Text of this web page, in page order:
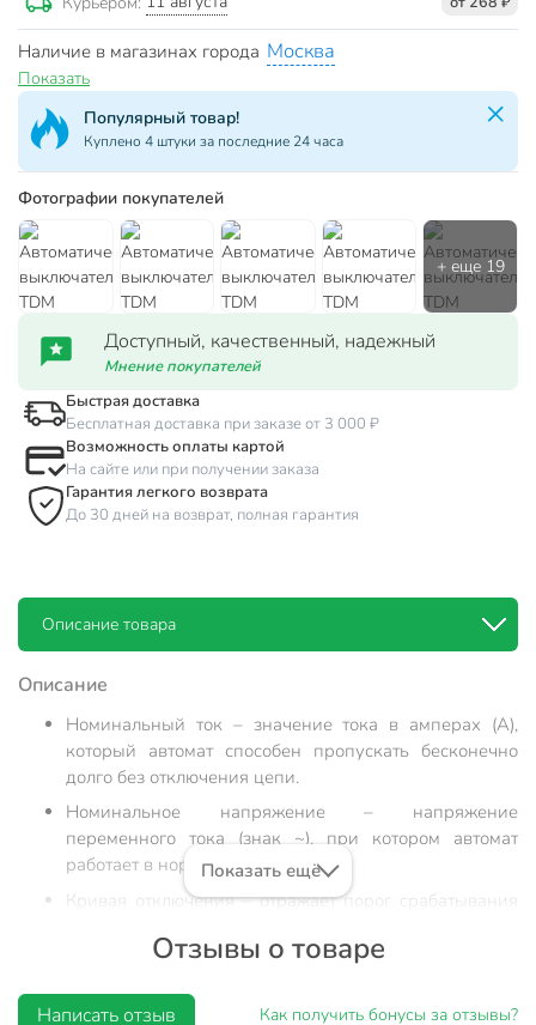
Наличие в магазинах города Москва
Показать
Популярный товар!
Куплено 4 штуки за последние 24 часа
Фотографии покупателей
Доступный, качественный, надежный
Мнение покупателей
Быстрая доставка
Бесплатная доставка при заказе от 3 000 ₽
Возможность оплаты картой
На сайте или при получении заказа
Гарантия легкого возврата
До 30 дней на возврат, полная гарантия
Описание товара
Описание
Номинальный ток – значение тока в амперах (А),
который автомат способен пропускать бесконечно
долго без отключения цепи.
Номинальное напряжение – напряжение
переменного тока (знак ~), при котором автомат
работает в нормальных условиях.
Кривая отключения – отражает порог срабатывания
замыкания.
Кривая С – ток в цепи в 5-10 раз больше
номинального (т.е. автомат на 16А отключит цепь при
Показать ещё
Отзывы о товаре
Написать отзыв Как получить бонусы за отзывы?